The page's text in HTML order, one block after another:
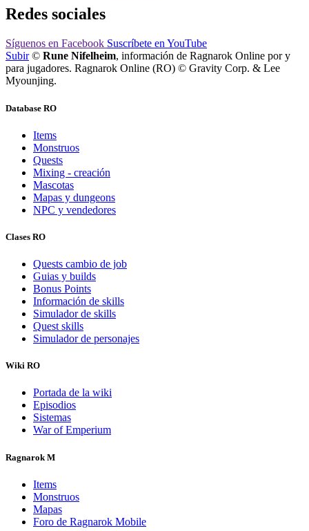
Redes sociales
Síguenos en Facebook Suscríbete en YouTube
Subir© Rune Nifelheim, información de Ragnarok Online por y
para jugadores. Ragnarok Online (RO) © Gravity Corp. & Lee
Myounjing.
Database RO
Items
Monstruos
Quests
Mixing - creación
Mascotas
Mapas y dungeons
NPC y vendedores
Clases RO
Quests cambio de job
Guias y builds
Bonus Points
Información de skills
Simulador de skills
Quest skills
Simulador de personajes
Wiki RO
Portada de la wiki
Episodios
Sistemas
War of Emperium
Ragnarok M
Items
Monstruos
Mapas
Foro de Ragnarok Mobile